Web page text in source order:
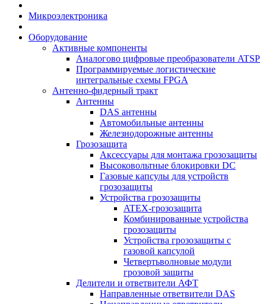
Микроэлектроника
Оборудование
Активные компоненты
Аналогово цифровые преобразователи ATSP
Программируемые логистические
интегральные схемы FPGA
Антенно-фидерный тракт
Антенны
DAS антенны
Автомобильные антенны
Железнодорожные антенны
Грозозащита
Аксессуары для монтажа грозозащиты
Высоковольтные блокировки DC
Газовые капсулы для устройств
грозозащиты
Устройства грозозащиты
ATEX-грозозащита
Комбинированные устройства
грозозащиты
Устройства грозозащиты с
газовой капсулой
Четвертьволновые модули
грозовой защиты
Делители и ответвители АФТ
Направленные ответвители DAS